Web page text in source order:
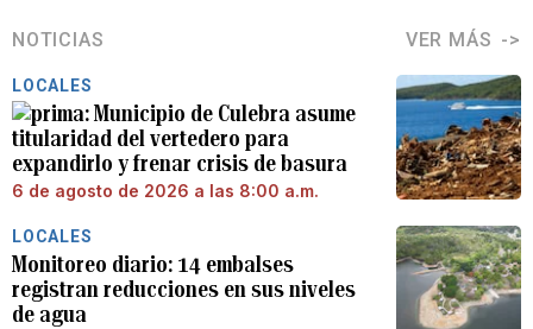
NOTICIAS VER MÁS
LOCALES
Municipio de Culebra asume
titularidad del vertedero para
expandirlo y frenar crisis de basura
6 de agosto de 2026 a las 8:00 a.m.
LOCALES
Monitoreo diario: 14 embalses
registran reducciones en sus niveles
de agua